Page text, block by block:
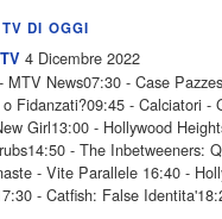
DI OGGI
4 Dicembre 2022
MTV News07:30 - Case
Fidanzati?09:45 - Calciatori -
Girl13:00 - Hollywood
- The Inbetweeners:
- Vite Parallele 16:40 -
- Catfish: False